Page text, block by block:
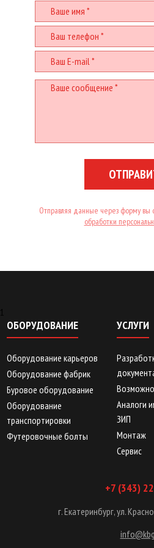
Отправляя данные через форму вы
обработки
1
ОБОРУДОВАНИЕ
Оборудование карьеров
Оборудование фабрик
Буровое оборудование
Оборудование
транспортировки
Футеровочные болты
УСЛУГИ
Аналоги
ЗИП
Монтаж
Сервис
+7 (343)
г. Екатеринбург, ул.